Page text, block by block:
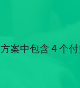
案中包含 4 个